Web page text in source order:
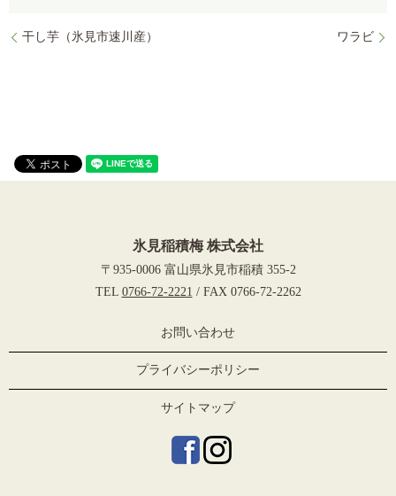
干し芋（氷見市速川産） ワラビ
氷見稲積梅 株式会社
〒935-0006 富山県氷見市稲積 355-2
TEL 0766-72-2221 / FAX 0766-72-2262
お問い合わせ
プライバシーポリシー
サイトマップ